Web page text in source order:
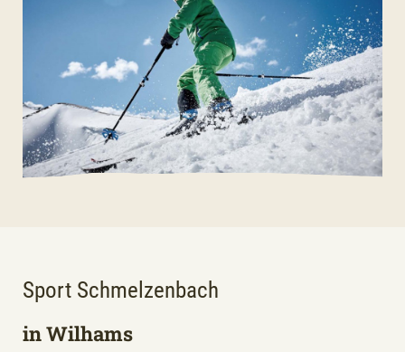
Sport Schmelzenbach
in Wilhams